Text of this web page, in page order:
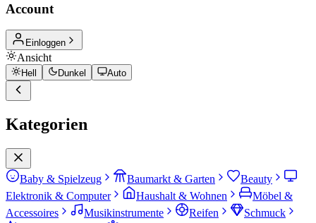
Account
Einloggen
Ansicht
Hell Dunkel Auto
Kategorien
Baby & Spielzeug Baumarkt & Garten
Beauty
Elektronik & Computer
Haushalt & Wohnen
Möbel &
Accessoires
Musikinstrumente Reifen
Schmuck